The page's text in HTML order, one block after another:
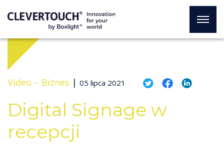
Video – Biznes | 05 lipca 2021
Digital Signage w
recepcji